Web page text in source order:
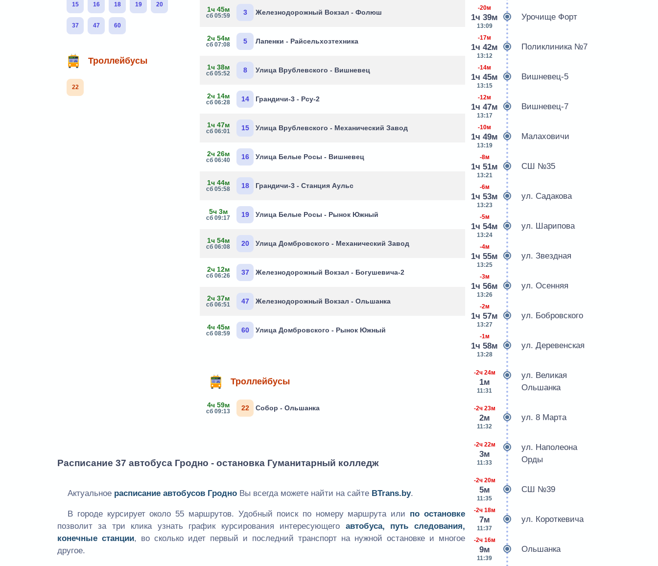
15 16 18 19 20
37 47 60
Троллейбусы
22
1ч 45м
сб 05:59 3 Железнодорожный Вокзал - Фолюш
2ч 54м
сб 07:08 5 Лапенки - Райсельхозтехника
1ч 38м
сб 05:52 8 Улица Врублевского - Вишневец
2ч 14м
сб 06:28 14 Грандичи-3 - Рсу-2
1ч 47м
сб 06:01 15 Улица Врублевского - Механический Завод
2ч 26м
сб 06:40 16 Улица Белые Росы - Вишневец
1ч 44м
сб 05:58 18 Грандичи-3 - Станция Аульс
5ч 3м
сб 09:17 19 Улица Белые Росы - Рынок Южный
1ч 54м
сб 06:08 20 Улица Домбровского - Механический Завод
2ч 12м
сб 06:26 37 Железнодорожный Вокзал - Богушевича-2
2ч 37м
сб 06:51 47 Железнодорожный Вокзал - Ольшанка
4ч 45м
сб 08:59 60 Улица Домбровского - Рынок Южный
Троллейбусы
4ч 59м
сб 09:13 22 Собор - Ольшанка
Расписание 37 автобуса Гродно - остановка Гуманитарный колледж
Актуальное расписание автобусов Гродно Вы всегда можете найти на сайте BTrans.by.
В городе курсирует около 55 маршрутов. Удобный поиск по номеру маршрута или по остановке
позволит за три клика узнать график курсирования интересующего автобуса, путь следования,
конечные станции, во сколько идет первый и последний транспорт на нужной остановке и многое
другое.
-20м
1ч 39м
13:09
Урочище Форт
-17м
1ч 42м
13:12
Поликлиника №7
-14м
1ч 45м
13:15
Вишневец-5
-12м
1ч 47м
13:17
Вишневец-7
-10м
1ч 49м
13:19
Малаховичи
-8м
1ч 51м
13:21
СШ №35
-6м
1ч 53м
13:23
ул. Садакова
-5м
1ч 54м
13:24
ул. Шарипова
-4м
1ч 55м
13:25
ул. Звездная
-3м
1ч 56м
13:26
ул. Осенняя
-2м
1ч 57м
13:27
ул. Бобровского
-1м
1ч 58м
13:28
ул. Деревенская
-2ч 24м
1м
11:31
ул. Великая
Ольшанка
-2ч 23м
2м
11:32
ул. 8 Марта
-2ч 22м
3м
11:33
ул. Наполеона
Орды
-2ч 20м
5м
11:35
СШ №39
-2ч 18м
7м
11:37
ул. Короткевича
-2ч 16м
9м
11:39
Ольшанка